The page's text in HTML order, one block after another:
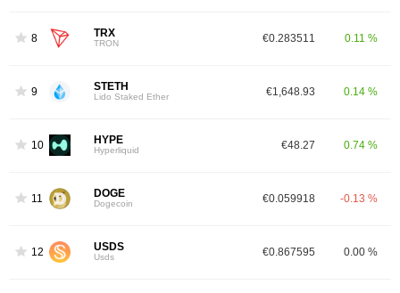
8 TRX
TRON €0.283511 0.11 %
9 STETH
Lido Staked Ether €1,648.93 0.14 %
10 HYPE
Hyperliquid €48.27 0.74 %
11 DOGE
Dogecoin €0.059918 -0.13 %
12 USDS
Usds €0.867595 0.00 %